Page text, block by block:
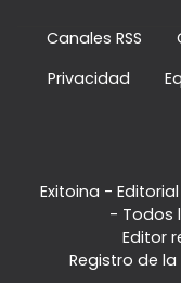
Canales RSS
Privacidad
Exitoina - Editorial
- Todos
Editor
Registro de